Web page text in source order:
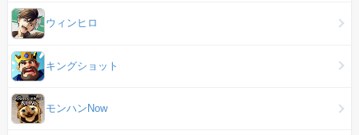
ウィンヒロ
キングショット
モンハンNow